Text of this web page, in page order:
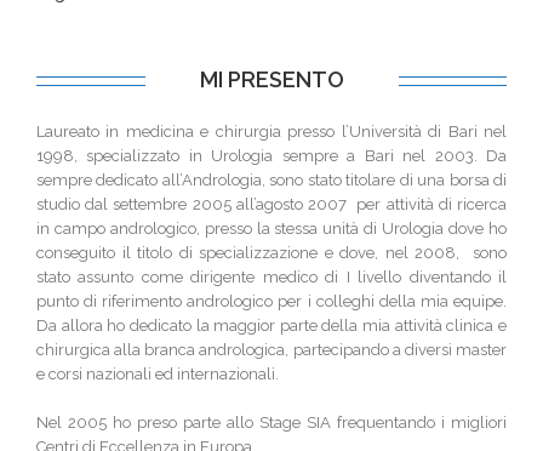
MI PRESENTO
Laureato in medicina e chirurgia presso l’Università di Bari nel
1998, specializzato in Urologia sempre a Bari nel 2003. Da
sempre dedicato all’Andrologia, sono stato titolare di una borsa di
studio dal settembre 2005 all’agosto 2007 per attività di ricerca
in campo andrologico, presso la stessa unità di Urologia dove ho
conseguito il titolo di specializzazione e dove, nel 2008, sono
stato assunto come dirigente medico di I livello diventando il
punto di riferimento andrologico per i colleghi della mia equipe.
Da allora ho dedicato la maggior parte della mia attività clinica e
chirurgica alla branca andrologica, partecipando a diversi master
e corsi nazionali ed internazionali.
Nel 2005 ho preso parte allo Stage SIA frequentando i migliori
Centri di Eccellenza in Europa.